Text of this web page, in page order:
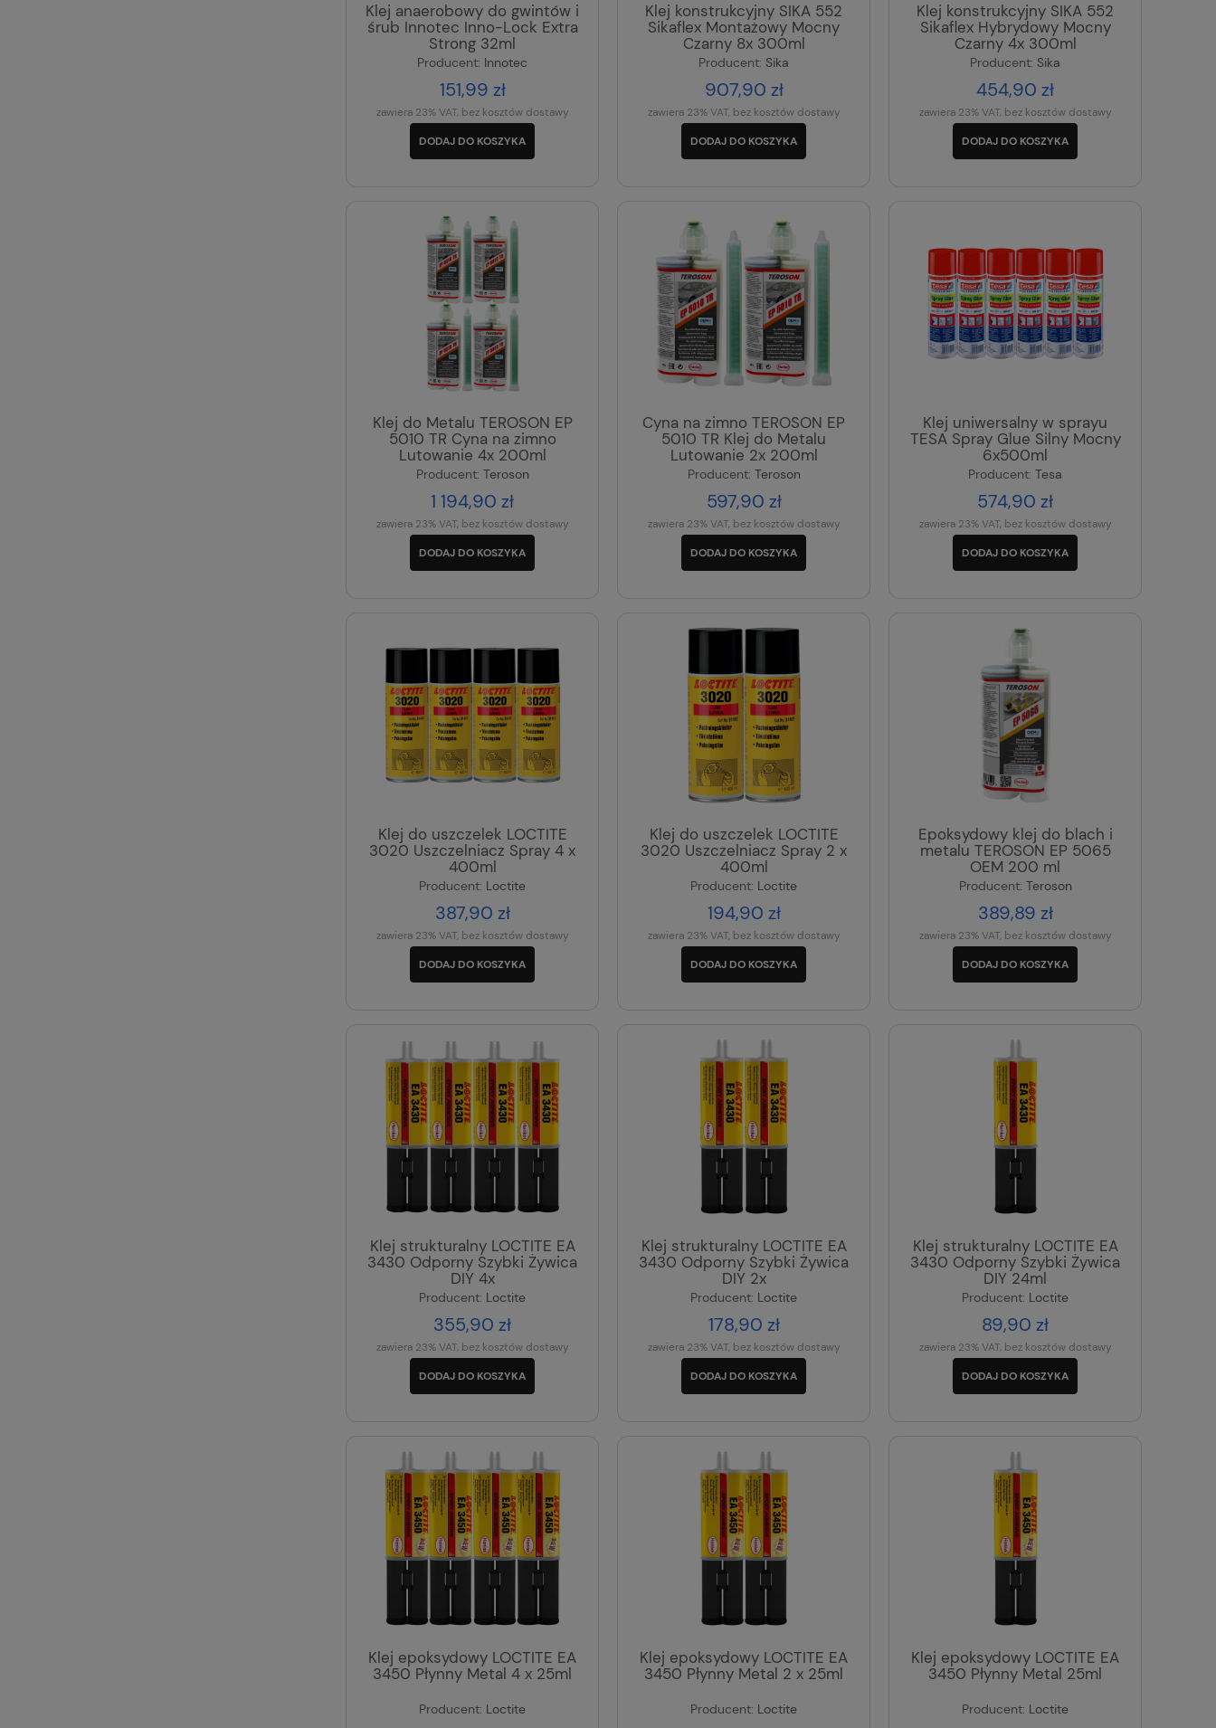
Klej anaerobowy do gwintów i
śrub Innotec Inno-Lock Extra
Strong 32ml
Producent: Innotec
151,99 zł
zawiera 23% VAT, bez kosztów dostawy
DODAJ DO KOSZYKA
Klej konstrukcyjny SIKA 552
Sikaflex Montażowy Mocny
Czarny 8x 300ml
Producent: Sika
907,90 zł
zawiera 23% VAT, bez kosztów dostawy
DODAJ DO KOSZYKA
Klej konstrukcyjny SIKA 552
Sikaflex Hybrydowy Mocny
Czarny 4x 300ml
Producent: Sika
454,90 zł
zawiera 23% VAT, bez kosztów dostawy
DODAJ DO KOSZYKA
Klej do Metalu TEROSON EP
5010 TR Cyna na zimno
Lutowanie 4x 200ml
Producent: Teroson
1 194,90 zł
zawiera 23% VAT, bez kosztów dostawy
DODAJ DO KOSZYKA
Cyna na zimno TEROSON EP
5010 TR Klej do Metalu
Lutowanie 2x 200ml
Producent: Teroson
597,90 zł
zawiera 23% VAT, bez kosztów dostawy
DODAJ DO KOSZYKA
Klej uniwersalny w sprayu
TESA Spray Glue Silny Mocny
6x500ml
Producent: Tesa
574,90 zł
zawiera 23% VAT, bez kosztów dostawy
DODAJ DO KOSZYKA
Klej do uszczelek LOCTITE
3020 Uszczelniacz Spray 4 x
400ml
Producent: Loctite
387,90 zł
zawiera 23% VAT, bez kosztów dostawy
DODAJ DO KOSZYKA
Klej do uszczelek LOCTITE
3020 Uszczelniacz Spray 2 x
400ml
Producent: Loctite
194,90 zł
zawiera 23% VAT, bez kosztów dostawy
DODAJ DO KOSZYKA
Epoksydowy klej do blach i
metalu TEROSON EP 5065
OEM 200 ml
Producent: Teroson
389,89 zł
zawiera 23% VAT, bez kosztów dostawy
DODAJ DO KOSZYKA
Klej strukturalny LOCTITE EA
3430 Odporny Szybki Żywica
DIY 4x
Producent: Loctite
355,90 zł
zawiera 23% VAT, bez kosztów dostawy
DODAJ DO KOSZYKA
Klej strukturalny LOCTITE EA
3430 Odporny Szybki Żywica
DIY 2x
Producent: Loctite
178,90 zł
zawiera 23% VAT, bez kosztów dostawy
DODAJ DO KOSZYKA
Klej strukturalny LOCTITE EA
3430 Odporny Szybki Żywica
DIY 24ml
Producent: Loctite
89,90 zł
zawiera 23% VAT, bez kosztów dostawy
DODAJ DO KOSZYKA
Klej epoksydowy LOCTITE EA
3450 Płynny Metal 4 x 25ml
Producent: Loctite
Klej epoksydowy LOCTITE EA
3450 Płynny Metal 2 x 25ml
Producent: Loctite
Klej epoksydowy LOCTITE EA
3450 Płynny Metal 25ml
Producent: Loctite